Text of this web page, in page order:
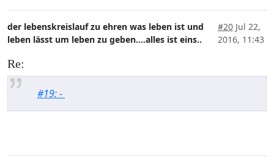
der lebenskreislauf zu ehren was leben ist und
leben lässt um leben zu geben....alles ist eins..
#20Jul 22,
2016, 11:43
Re:
#19: -